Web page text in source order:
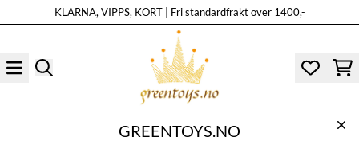
Hopp til innholdKLARNA, VIPPS, KORT | Fri standardfrakt over 1400,-
GREENTOYS.NO